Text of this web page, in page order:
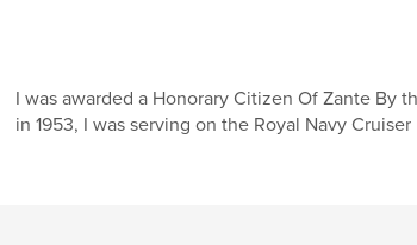
I was awarded a Honorary Citizen Of Zante By
in 1953, I was serving on the Royal Navy